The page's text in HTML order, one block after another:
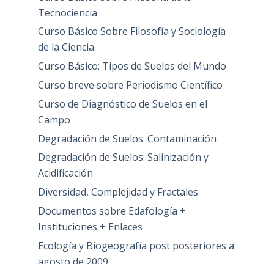
Tecnociencia
Curso Básico Sobre Filosofía y Sociología
de la Ciencia
Curso Básico: Tipos de Suelos del Mundo
Curso breve sobre Periodismo Científico
Curso de Diagnóstico de Suelos en el
Campo
Degradación de Suelos: Contaminación
Degradación de Suelos: Salinización y
Acidificación
Diversidad, Complejidad y Fractales
Documentos sobre Edafología +
Instituciones + Enlaces
Ecología y Biogeografía post posteriores a